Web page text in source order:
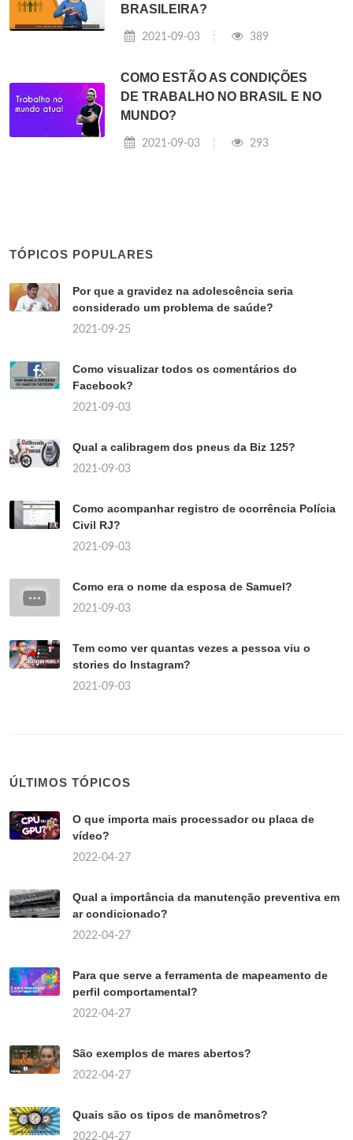
BRASILEIRA?
2021-09-03 389
COMO ESTÃO AS CONDIÇÕES
DE TRABALHO NO BRASIL E NO
MUNDO?
2021-09-03 293
TÓPICOS POPULARES
Por que a gravidez na adolescência seria
considerado um problema de saúde?
2021-09-25
Como visualizar todos os comentários do
Facebook?
2021-09-03
Qual a calibragem dos pneus da Biz 125?
2021-09-03
Como acompanhar registro de ocorrência Polícia
Civil RJ?
2021-09-03
Como era o nome da esposa de Samuel?
2021-09-03
Tem como ver quantas vezes a pessoa viu o
stories do Instagram?
2021-09-03
ÚLTIMOS TÓPICOS
O que importa mais processador ou placa de
vídeo?
2022-04-27
Qual a importância da manutenção preventiva em
ar condicionado?
2022-04-27
Para que serve a ferramenta de mapeamento de
perfil comportamental?
2022-04-27
São exemplos de mares abertos?
2022-04-27
Quais são os tipos de manômetros?
2022-04-27